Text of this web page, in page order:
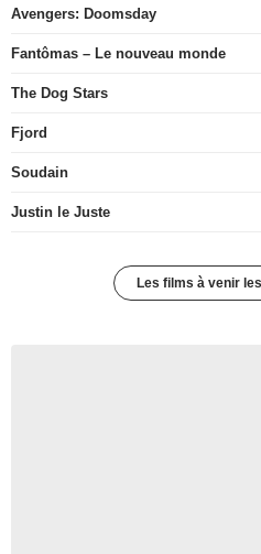
Avengers: Doomsday
Fantômas – Le nouveau monde
The Dog Stars
Fjord
Soudain
Justin le Juste
Les films à venir